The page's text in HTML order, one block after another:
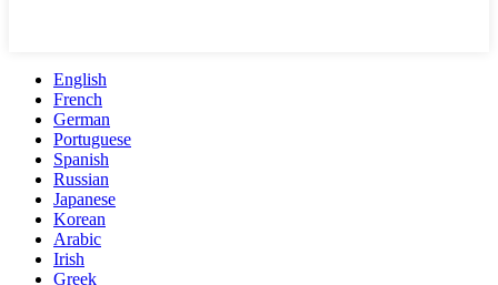
English
French
German
Portuguese
Spanish
Russian
Japanese
Korean
Arabic
Irish
Greek